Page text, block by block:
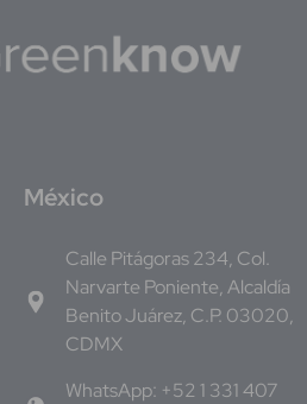
México
Calle Pitágoras 234, Col.
Narvarte Poniente, Alcaldía
Benito Juárez, C.P. 03020,
CDMX
WhatsApp: +52 1 331 407